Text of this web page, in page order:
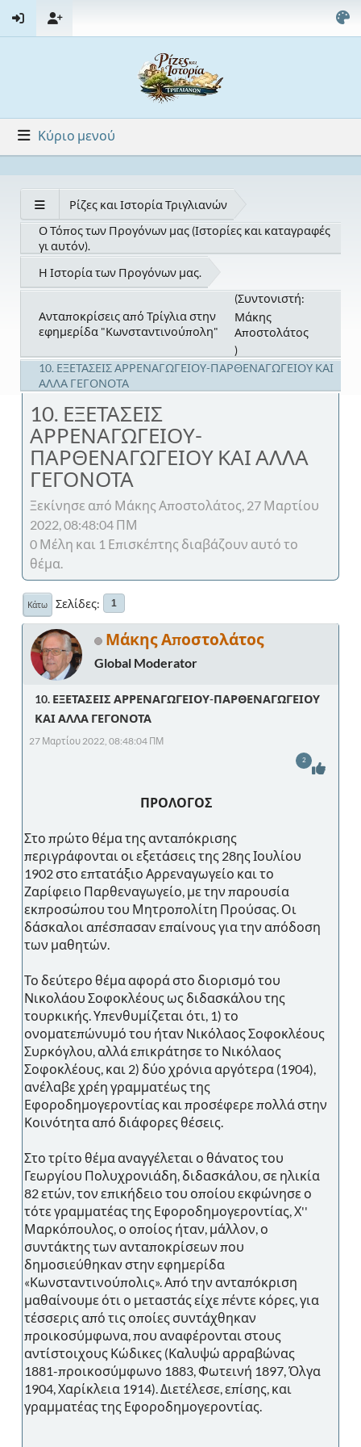
Κύριο μενού
Ρίζες και Ιστορία Τριγλιανών
Ο Τόπος των Προγόνων μας (Ιστορίες και καταγραφές
γι αυτόν).
Η Ιστορία των Προγόνων μας.
Ανταποκρίσεις από Τρίγλια στην
εφημερίδα "Κωνσταντινούπολη"
(Συντονιστή:
Μάκης
Αποστολάτος
)
10. ΕΞΕΤΑΣΕΙΣ ΑΡΡΕΝΑΓΩΓΕΙΟΥ-ΠΑΡΘΕΝΑΓΩΓΕΙΟΥ ΚΑΙ
ΑΛΛΑ ΓΕΓΟΝΟΤΑ
10. ΕΞΕΤΑΣΕΙΣ
ΑΡΡΕΝΑΓΩΓΕΙΟΥ-
ΠΑΡΘΕΝΑΓΩΓΕΙΟΥ ΚΑΙ ΑΛΛΑ
ΓΕΓΟΝΟΤΑ
Ξεκίνησε από Μάκης Αποστολάτος, 27 Μαρτίου
2022, 08:48:04 ΠΜ
0 Μέλη και 1 Επισκέπτης διαβάζουν αυτό το
θέμα.
Κάτω Σελίδες 1
Μάκης Αποστολάτος
Global Moderator
10. ΕΞΕΤΑΣΕΙΣ ΑΡΡΕΝΑΓΩΓΕΙΟΥ-ΠΑΡΘΕΝΑΓΩΓΕΙΟΥ
ΚΑΙ ΑΛΛΑ ΓΕΓΟΝΟΤΑ
27 Μαρτίου 2022, 08:48:04 ΠΜ
ΠΡΟΛΟΓΟΣ
Στο πρώτο θέμα της ανταπόκρισης
περιγράφονται οι εξετάσεις της 28ης Ιουλίου
1902 στο επτατάξιο Αρρεναγωγείο και το
Ζαρίφειο Παρθεναγωγείο, με την παρουσία
εκπροσώπου του Μητροπολίτη Προύσας. Οι
δάσκαλοι απέσπασαν επαίνους για την απόδοση
των μαθητών.
Το δεύτερο θέμα αφορά στο διορισμό του
Νικολάου Σοφοκλέους ως διδασκάλου της
τουρκικής. Υπενθυμίζεται ότι, 1) το
ονοματεπώνυμό του ήταν Νικόλαος Σοφοκλέους
Συρκόγλου, αλλά επικράτησε το Νικόλαος
Σοφοκλέους, και 2) δύο χρόνια αργότερα (1904),
ανέλαβε χρέη γραμματέως της
Εφοροδημογεροντίας και προσέφερε πολλά στην
Κοινότητα από διάφορες θέσεις.
Στο τρίτο θέμα αναγγέλεται ο θάνατος του
Γεωργίου Πολυχρονιάδη, διδασκάλου, σε ηλικία
82 ετών, τον επικήδειο του οποίου εκφώνησε ο
τότε γραμματέας της Εφοροδημογεροντίας, Χ''
Μαρκόπουλος, ο οποίος ήταν, μάλλον, ο
συντάκτης των ανταποκρίσεων που
δημοσιεύθηκαν στην εφημερίδα
«Κωνσταντινούπολις». Από την ανταπόκριση
μαθαίνουμε ότι ο μεταστάς είχε πέντε κόρες, για
τέσσερις από τις οποίες συντάχθηκαν
προικοσύμφωνα, που αναφέρονται στους
αντίστοιχους Κώδικες (Καλυψώ αρραβώνας
1881-προικοσύμφωνο 1883, Φωτεινή 1897, Όλγα
1904, Χαρίκλεια 1914). Διετέλεσε, επίσης, και
γραμματέας της Εφοροδημογεροντίας.
2